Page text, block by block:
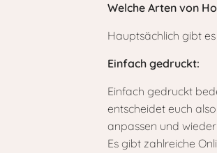
Welche Arten von
Hauptsächlich gibt
Einfach gedruckt:
Einfach gedruckt
entscheidet euch
anpassen und
Es gibt zahlreiche